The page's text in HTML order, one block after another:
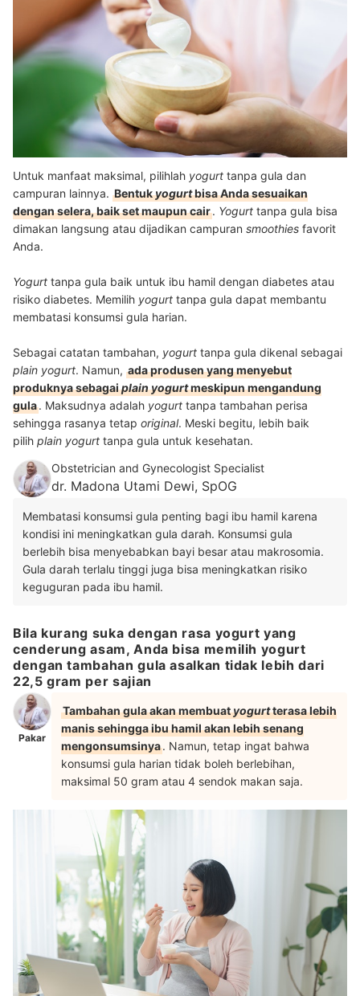
Untuk manfaat maksimal, pilihlah yogurt tanpa gula dan
campuran lainnya. Bentukyogurtbisa Anda sesuaikan
dengan selera, baik set maupun cair. Yogurt tanpa gula bisa
dimakan langsung atau dijadikan campuran smoothies favorit
Anda.
Yogurt tanpa gula baik untuk ibu hamil dengan diabetes atau
risiko diabetes. Memilih yogurt tanpa gula dapat membantu
membatasi konsumsi gula harian.
Sebagai catatan tambahan, yogurt tanpa gula dikenal sebagai
plain yogurt. Namun, ada produsen yang menyebut
produknya sebagaiplain yogurtmeskipun mengandung
gula. Maksudnya adalah yogurt tanpa tambahan perisa
sehingga rasanya tetap original. Meski begitu, lebih baik
pilih plain yogurt tanpa gula untuk kesehatan.
Obstetrician and Gynecologist Specialist
dr. Madona Utami Dewi, SpOG
Membatasi konsumsi gula penting bagi ibu hamil karena
kondisi ini meningkatkan gula darah. Konsumsi gula
berlebih bisa menyebabkan bayi besar atau makrosomia.
Gula darah terlalu tinggi juga bisa meningkatkan risiko
keguguran pada ibu hamil.
Bila kurang suka dengan rasa yogurt yang
cenderung asam, Anda bisa memilih yogurt
dengan tambahan gula asalkan tidak lebih dari
22,5 gram per sajian
Pakar
Tambahan gula akan membuatyogurtterasa lebih
manis sehingga ibu hamil akan lebih senang
mengonsumsinya. Namun, tetap ingat bahwa
konsumsi gula harian tidak boleh berlebihan,
maksimal 50 gram atau 4 sendok makan saja.